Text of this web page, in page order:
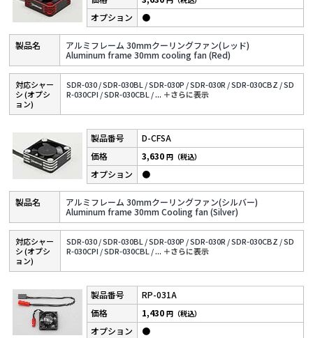
アルミフレーム 30mmクーリングファン(レッド)
Aluminum frame 30mm cooling fan (Red)
●
対応シャー
シ (オプシ
ョン)
SDR-030 /SDR-030BL /SDR-030P /SDR-030R /SDR-030CBZ /SD
R-030CPI /SDR-030CBL /... ＋さらに表⽰
D-CFSA
アルミフレーム 30mmクーリングファン(シルバー)
Aluminum frame 30mm Cooling fan (Silver)
3,630円（税込）
●
対応シャー
シ (オプシ
ョン)
SDR-030 /SDR-030BL /SDR-030P /SDR-030R /SDR-030CBZ /SD
R-030CPI /SDR-030CBL /... ＋さらに表⽰
RP-031A
1,430円（税込）
●